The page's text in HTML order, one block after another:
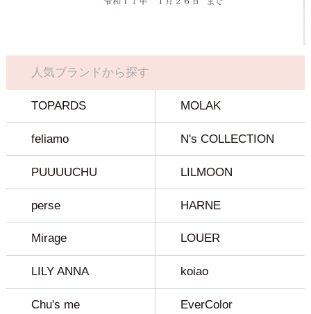
人気ブランドから探す
TOPARDS MOLAK
feliamo N's COLLECTION
PUUUUCHU LILMOON
perse HARNE
Mirage LOUER
LILY ANNA koiao
Chu's me EverColor